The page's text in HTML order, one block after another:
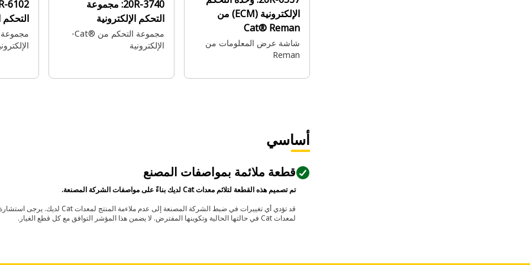
الإلكترونية (ECM) من
Cat® Reman
شاشة عرض المعلومات من
Reman
20R-3740:
مجموعة
التحكم الإلكترونية
مجموعة التحكم من Cat®‎-
الإلكترونية
6102:
التحكم
أساسي
قطعة ملائمة بمواصفات المصنع
تم تصميم هذه القطعة لتلائم معدات Cat لديك بناءً على مواصفات الشركة المصنعة.
لمعدات Cat في حالتها الحالية وتكوينها المفترض. لا يضمن هذا المؤشر التوافق مع كل قطع الغيار.